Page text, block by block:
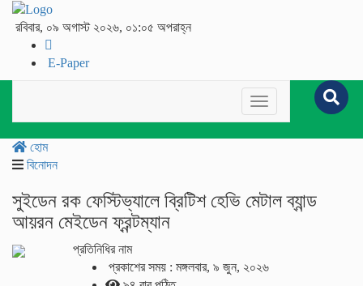
রবিবার, ০৯ অগাস্ট ২০২৬, ০১:০৫ অপরাহ্ন
E-Paper
Toggle
navigation
হোম
বিনোদন
সুইডেন রক ফেস্টিভ্যালে ব্রিটিশ হেভি মেটাল ব্যান্ড
আয়রন মেইডেন ফ্রন্টম্যান
প্রতিনিধির নাম
প্রকাশের সময় : মঙ্গলবার, ৯ জুন, ২০২৬